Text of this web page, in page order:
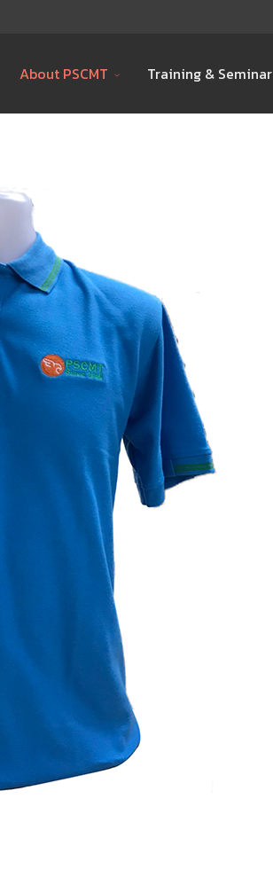
About PSCMT Training & Seminar